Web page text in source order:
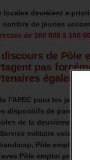
locales devraient a
nombre de jeunes
de 100 000 à 150
discours de Pôle
pas
l’APEC pour les jeunes
dispositifs de
de la deuxième
militaire
Pôle emploi
Pôle emploi